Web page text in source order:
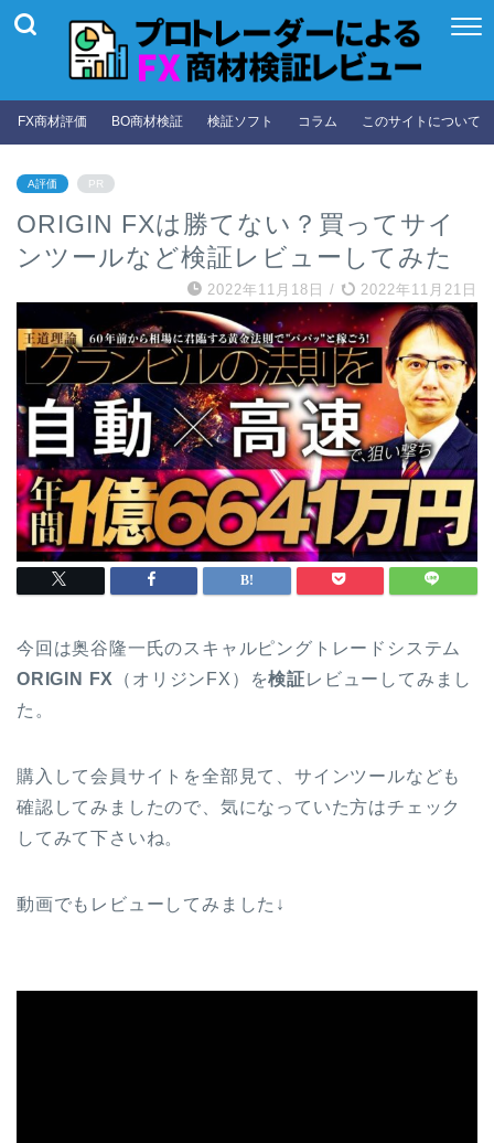
FX商材評価 BO商材検証 検証ソフト コラム このサイトについて
A評価 PR
ORIGIN FXは勝てない？買ってサイ
ンツールなど検証レビューしてみた
2022年11月18日 / 2022年11月21日
今回は奥谷隆一氏のスキャルピングトレードシステム
ORIGIN FX
（オリジンFX）を検証レビューしてみまし
た。
購入して会員サイトを全部見て、サインツールなども
確認してみましたので、気になっていた方はチェック
してみて下さいね。
動画でもレビューしてみました↓